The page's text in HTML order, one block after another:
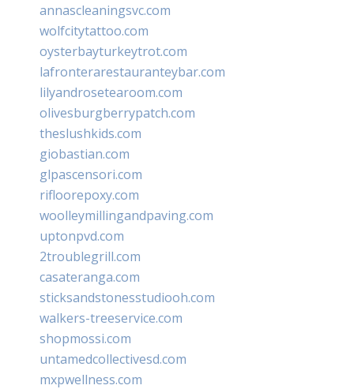
annascleaningsvc.com
wolfcitytattoo.com
oysterbayturkeytrot.com
lafronterarestauranteybar.com
lilyandrosetearoom.com
olivesburgberrypatch.com
theslushkids.com
giobastian.com
glpascensori.com
rifloorepoxy.com
woolleymillingandpaving.com
uptonpvd.com
2troublegrill.com
casateranga.com
sticksandstonesstudiooh.com
walkers-treeservice.com
shopmossi.com
untamedcollectivesd.com
mxpwellness.com